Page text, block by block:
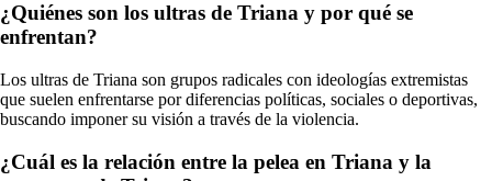
¿Quiénes son los ultras de Triana y por qué se
enfrentan?
Los ultras de Triana son grupos radicales con ideologías extremistas
que suelen enfrentarse por diferencias políticas, sociales o deportivas,
buscando imponer su visión a través de la violencia.
¿Cuál es la relación entre la pelea en Triana y la